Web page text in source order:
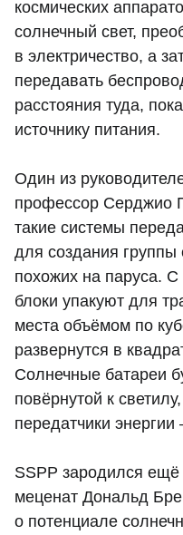
космических
солнечный свет,
в электричество, а
передавать
расстояния туда,
источнику питания.
Один из
профессор Серджио
такие системы
для создания
похожих на паруса.
блоки упакуют для
места объёмом по
развернутся в
Солнечные батареи
повёрнутой к
передатчики
SSPP зародился ещё
меценат Дональд
о потенциале